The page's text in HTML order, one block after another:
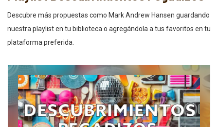
Descubre más propuestas como Mark Andrew Hansen guardando
nuestra playlist en tu biblioteca o agregándola a tus favoritos en tu
plataforma preferida.